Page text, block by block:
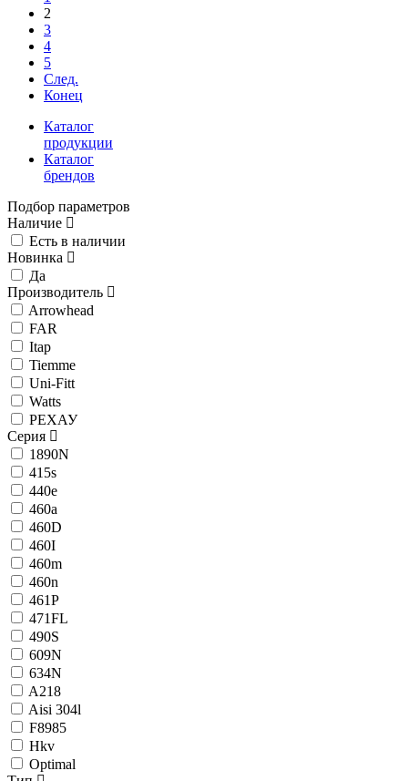
2
3
4
5
След.
Конец
Каталог
продукции
Каталог
брендов
Подбор параметров
Наличие
Есть в наличии
Новинка
Да
Производитель
Arrowhead
FAR
Itap
Tiemme
Uni-Fitt
Watts
РЕХАУ
Серия
1890N
415s
440е
460a
460D
460I
460m
460n
461P
471FL
490S
609N
634N
A218
Aisi 304l
F8985
Hkv
Optimal